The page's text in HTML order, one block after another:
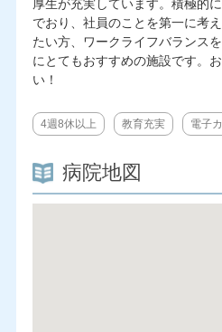
厚生が充実しています。積極的
でおり、社員のことを第一に考
たい方、ワークライフバランス
にとてもおすすめの施設です。
い！
4週8休以上 教育充実 電子
病院地図